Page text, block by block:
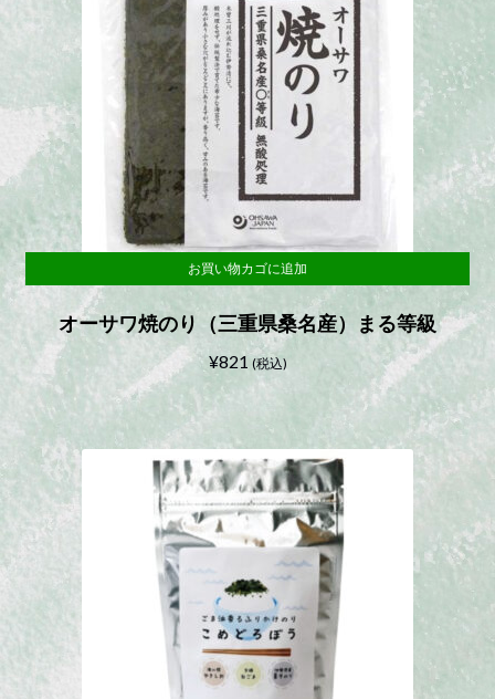
オーサワ焼のり（三重県桑名産）まる等級
¥821 (税込)
お買い物カゴに追加